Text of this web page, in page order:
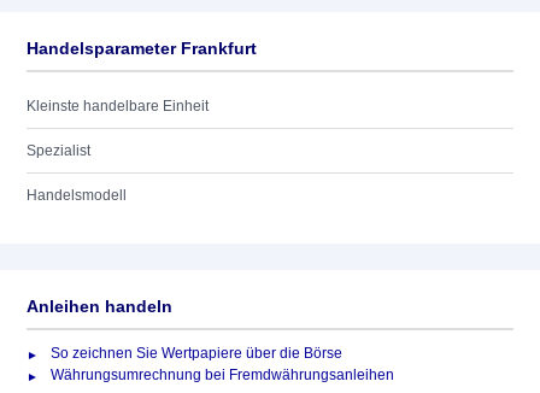
Handelsparameter Frankfurt
Kleinste handelbare Einheit
Spezialist
Handelsmodell
Anleihen handeln
So zeichnen Sie Wertpapiere über die Börse
Währungsumrechnung bei Fremdwährungsanleihen